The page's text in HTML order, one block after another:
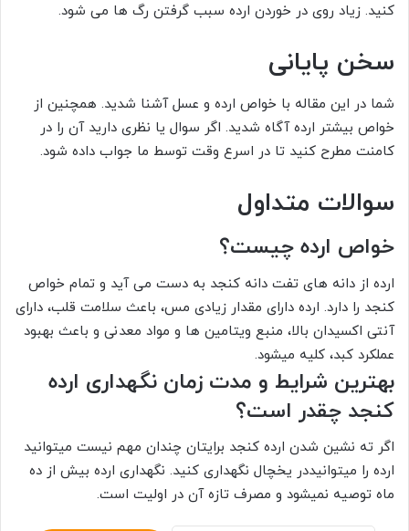
کنید. زیاد روی در خوردن ارده سبب گرفتن رگ ها می شود.
سخن پایانی
شما در این مقاله با خواص ارده و عسل آشنا شدید. همچنین از
خواص بیشتر ارده آگاه شدید. اگر سوال یا نظری دارید آن را در
کامنت مطرح کنید تا در اسرع وقت توسط ما جواب داده شود.
سوالات متداول
خواص ارده چیست؟
ارده از دانه های تفت دانه کنجد به دست می آید و تمام خواص
کنجد را دارد. ارده دارای مقدار زیادی مس، باعث سلامت قلب، دارای
آنتی اکسیدان بالا، منبع ویتامین ها و مواد معدنی و باعث بهبود
عملکرد کبد، کلیه میشود.
بهترین شرایط و مدت زمان نگهداری ارده
کنجد چقدر است؟
اگر ته نشین شدن ارده کنجد برایتان چندان مهم نیست میتوانید
ارده را میتوانیددر یخچال نگهداری کنید. نگهداری ارده بیش از ده
ماه توصیه نمیشود و مصرف تازه آن در اولیت است.